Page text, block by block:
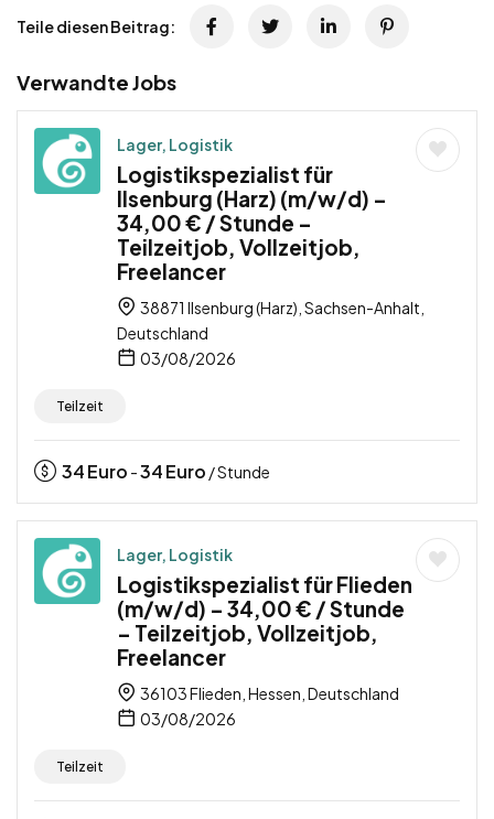
Teile diesen Beitrag:
Verwandte Jobs
Lager, Logistik
Logistikspezialist für
Ilsenburg (Harz) (m/w/d) –
34,00 € / Stunde –
Teilzeitjob, Vollzeitjob,
Freelancer
38871 Ilsenburg (Harz), Sachsen-Anhalt,
Deutschland
03/08/2026
Teilzeit
34Euro -34Euro / Stunde
Lager, Logistik
Logistikspezialist für Flieden
(m/w/d) – 34,00 € / Stunde
– Teilzeitjob, Vollzeitjob,
Freelancer
36103 Flieden, Hessen, Deutschland
03/08/2026
Teilzeit